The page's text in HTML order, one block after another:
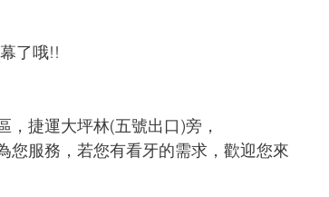
了哦!!
，捷運大坪林(五號出口)旁，
您服務，若您有看牙的需求，歡迎您來